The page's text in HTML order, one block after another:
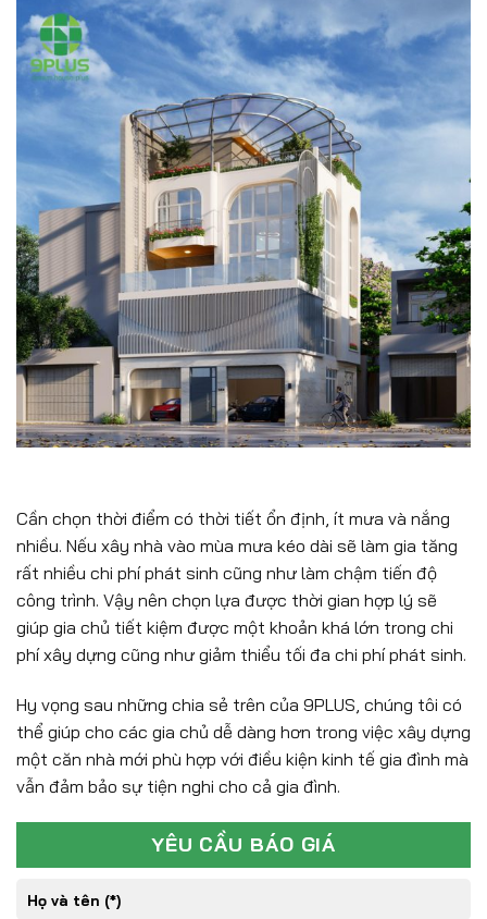
Cần chọn thời điểm có thời tiết ổn định, ít mưa và nắng
nhiều. Nếu xây nhà vào mùa mưa kéo dài sẽ làm gia tăng
rất nhiều chi phí phát sinh cũng như làm chậm tiến độ
công trình. Vậy nên chọn lựa được thời gian hợp lý sẽ
giúp gia chủ tiết kiệm được một khoản khá lớn trong chi
phí xây dựng cũng như giảm thiểu tối đa chi phí phát sinh.
Hy vọng sau những chia sẻ trên của 9PLUS, chúng tôi có
thể giúp cho các gia chủ dễ dàng hơn trong việc xây dựng
một căn nhà mới phù hợp với điều kiện kinh tế gia đình mà
vẫn đảm bảo sự tiện nghi cho cả gia đình.
YÊU CẦU BÁO GIÁ